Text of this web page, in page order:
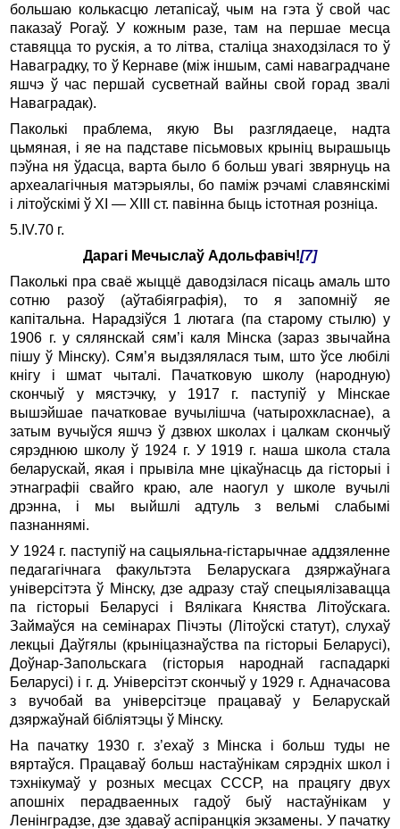
большаю колькасцю летапісаў, чым на гэта ў свой час
паказаў Рогаў. У кожным разе, там на першае месца
ставяцца то рускія, а то літва, сталіца знаходзілася то ў
Наваградку, то ў Кернаве (між іншым, самі наваградчане
яшчэ ў час першай сусветнай вайны свой горад звалі
Наваградак).
Паколькі праблема, якую Вы разглядаеце, надта
цьмяная, і яе на падставе пісьмовых крыніц вырашыць
пэўна ня ўдасца, варта было б больш увагі звярнуць на
археалагічныя матэрыялы, бо паміж рэчамі славянскімі
і літоўскімі ў XI — XIII ст. павінна быць істотная розніца.
5.ІV.70 г.
Дарагі Мечыслаў Адольфавіч![7]
Паколькі пра сваё жыццё даводзілася пісаць амаль што
сотню разоў (аўтабіяграфія), то я запомніў яе
капітальна. Нарадзіўся 1 лютага (па старому стылю) у
1906 г. у сялянскай сям’і каля Мінска (зараз звычайна
пішу ў Мінску). Сям’я выдзялялася тым, што ўсе любілі
кнігу і шмат чыталі. Пачатковую школу (народную)
скончыў у мястэчку, у 1917 г. паступіў у Мінскае
вышэйшае пачатковае вучылішча (чатырохкласнае), а
затым вучыўся яшчэ ў дзвюх школах і цалкам скончыў
сярэднюю школу ў 1924 г. У 1919 г. наша школа стала
беларускай, якая і прывіла мне цікаўнасць да гісторыі і
этнаграфіі свайго краю, але наогул у школе вучылі
дрэнна, і мы выйшлі адтуль з вельмі слабымі
пазнаннямі.
У 1924 г. паступіў на сацыяльна-гістарычнае аддзяленне
педагагічнага факультэта Беларускага дзяржаўнага
універсітэта ў Мінску, дзе адразу стаў спецыялізавацца
па гісторыі Беларусі і Вялікага Княства Літоўскага.
Займаўся на семінарах Пічэты (Літоўскі статут), слухаў
лекцыі Даўгялы (крыніцазнаўства па гісторыі Беларусі),
Доўнар-Запольскага (гісторыя народнай гаспадаркі
Беларусі) і г. д. Універсітэт скончыў у 1929 г. Адначасова
з вучобай ва універсітэце працаваў у Беларускай
дзяржаўнай бібліятэцы ў Мінску.
На пачатку 1930 г. з’ехаў з Мінска і больш туды не
вяртаўся. Працаваў больш настаўнікам сярэдніх школ і
тэхнікумаў у розных месцах СССР, на працягу двух
апошніх перадваенных гадоў быў настаўнікам у
Ленінградзе, дзе здаваў аспіранцкія экзамены. У пачатку